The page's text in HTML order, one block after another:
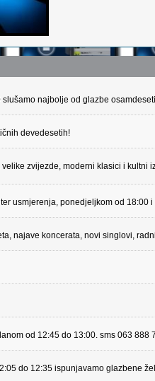
najbolje od glazbe
devedesetih!
velike zvijezde, moderni klasici i kultni
usmjerenja, ponedjeljkom od 18:00
najave koncerata, novi singlovi,
od 12:45 do 13:00. sms 063 888
do 12:35 ispunjavamo glazbene